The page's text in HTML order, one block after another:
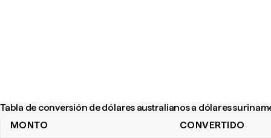
Tabla de conversión de dólares australianos a dólares
MONTO CONVERTIDO